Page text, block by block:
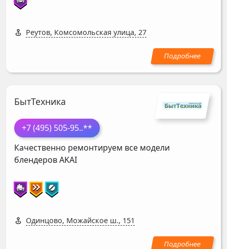
Реутов, Комсомольская улица, 27
БытТехника
+7 (495) 505-95..**
Качественно ремонтируем все модели
блендеровAKAI
Одинцово, Можайское ш., 151